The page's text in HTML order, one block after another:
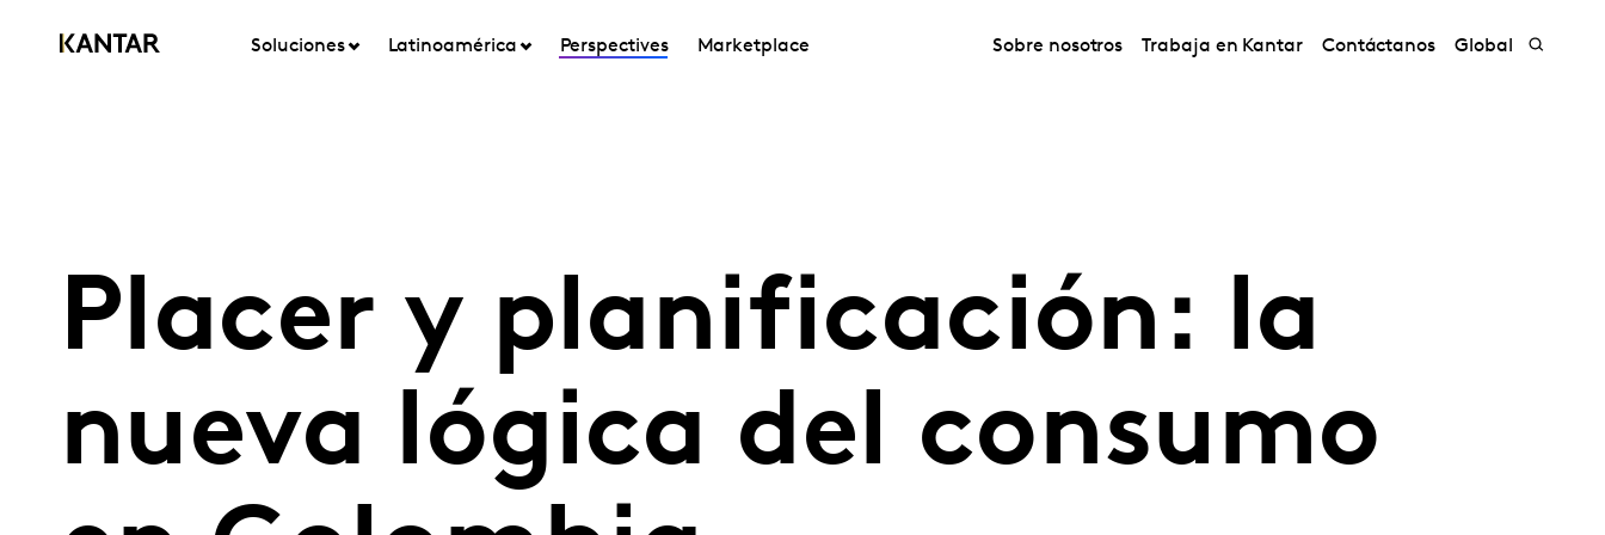
Soluciones Latinoamérica Perspectives Marketplace Sobre nosotros Trabaja en Kantar Contáctanos Global
Placer y planificación: la
nueva lógica del consumo